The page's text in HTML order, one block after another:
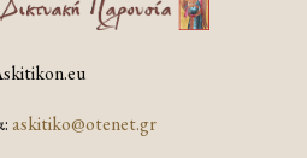
askitiko@otenet.gr